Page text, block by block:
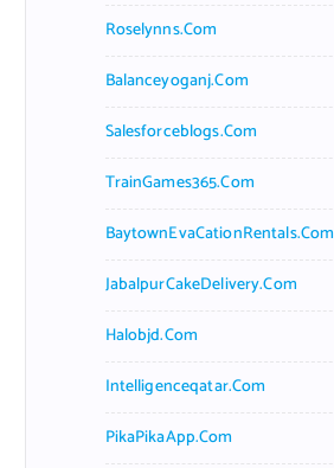
Roselynns.com
Balanceyoganj.com
Salesforceblogs.com
TrainGames365.com
BaytownEvaCationRentals.com
JabalpurCakeDelivery.com
Halobjd.com
Intelligenceqatar.com
PikaPikaApp.com